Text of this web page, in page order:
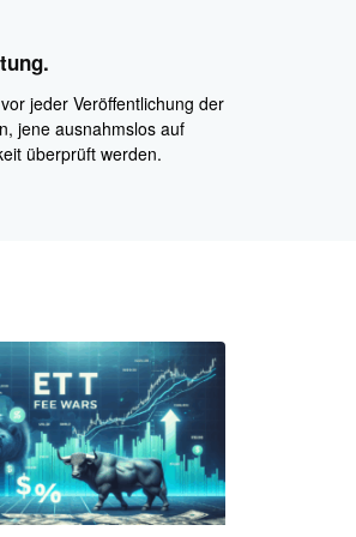
jeder Veröffentlichung der
jene ausnahmslos auf
überprüft werden.